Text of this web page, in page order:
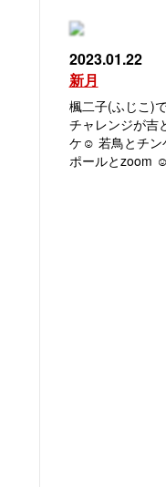
2023.01.22
新月
楓二子(ふじこ)
チャレンジが吉
ケ☺️ 若鳥とチン
ポールとzoom